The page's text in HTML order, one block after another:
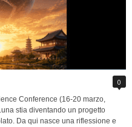
0
Conference (16-20 marzo,
stia diventando un progetto
Da qui nasce una riflessione e